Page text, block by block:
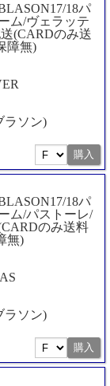
18パ
ム/ヴェラッテ
(CARDのみ送
障無)
ラソン)
18パ
ム/パストーレ/
のみ送料
無)
ラソン)